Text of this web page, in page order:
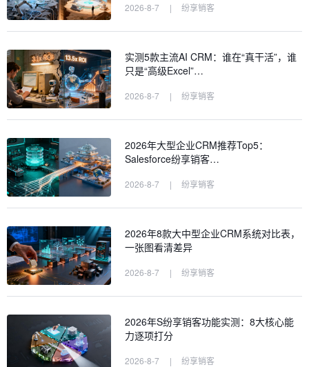
2026-8-7 | 纷享销客
实测5款主流AI CRM：谁在“真干活”，谁
只是“高级Excel”…
2026-8-7 | 纷享销客
2026年大型企业CRM推荐Top5：
Salesforce纷享销客…
2026-8-7 | 纷享销客
2026年8款大中型企业CRM系统对比表，
一张图看清差异
2026-8-7 | 纷享销客
2026年S纷享销客功能实测：8大核心能
力逐项打分
2026-8-7 | 纷享销客